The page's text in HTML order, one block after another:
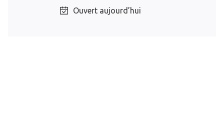
Ouvert aujourd’hui